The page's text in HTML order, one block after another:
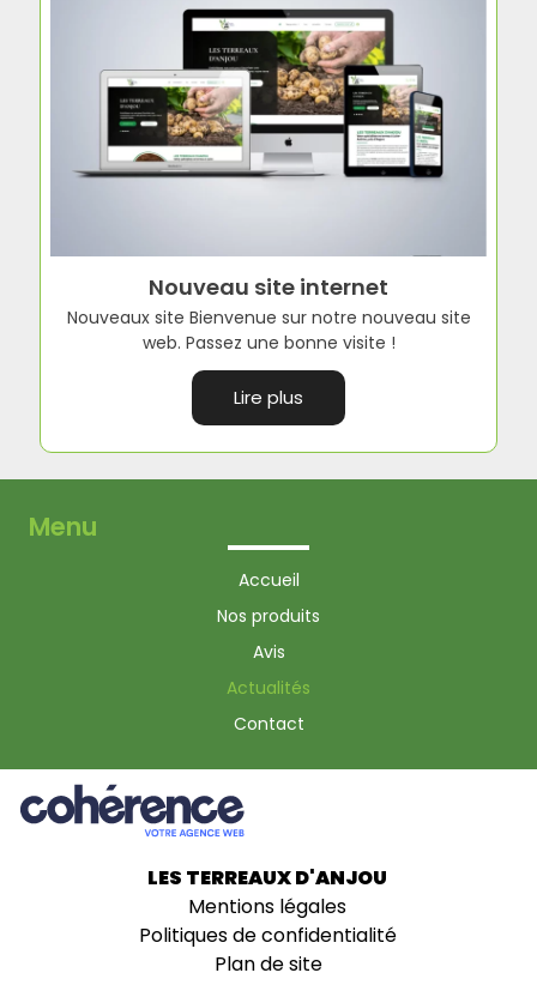
Nouveau site internet
Nouveaux site Bienvenue sur notre nouveau site
web. Passez une bonne visite !
Lire plus
Menu
Accueil
Nos produits
Avis
Actualités
Contact
LES TERREAUX D'ANJOU
Mentions légales
Politiques de confidentialité
Plan de site